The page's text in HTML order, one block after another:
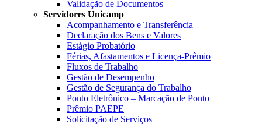
Validação de Documentos
Servidores Unicamp
Acompanhamento e Transferência
Declaração dos Bens e Valores
Estágio Probatório
Férias, Afastamentos e Licença-Prêmio
Fluxos de Trabalho
Gestão de Desempenho
Gestão de Segurança do Trabalho
Ponto Eletrônico – Marcação de Ponto
Prêmio PAEPE
Solicitação de Serviços